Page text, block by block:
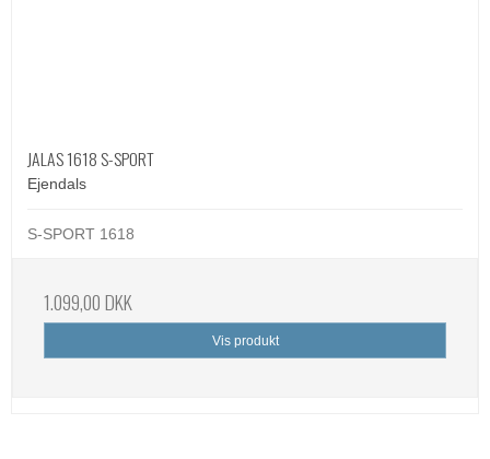
JALAS 1618 S-SPORT
Ejendals
S-SPORT 1618
1.099,00 DKK
Vis produkt